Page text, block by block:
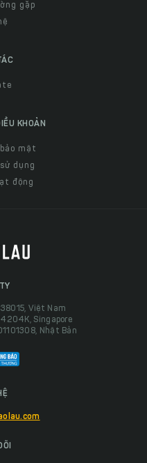
gặp
KHOẢN
mật
dụng
động
Việt Nam
Singapore
Nhật Bản